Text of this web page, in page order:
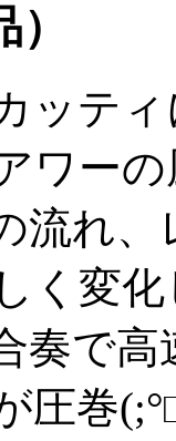
ッテ
ワー
流れ
く変化
奏で
圧巻